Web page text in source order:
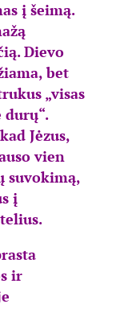
į šeimą.
Dievo
bet
„visas
Jėzus,
vien
suvokimą,
į
ir